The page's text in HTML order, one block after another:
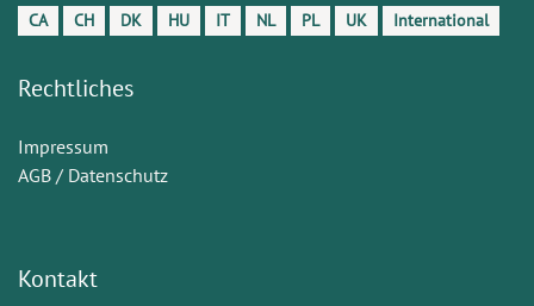
CA CH DK HU IT NL PL UK International
Rechtliches
Impressum
AGB / Datenschutz
Kontakt